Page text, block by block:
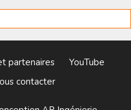
partenaires
YouTube
contacter